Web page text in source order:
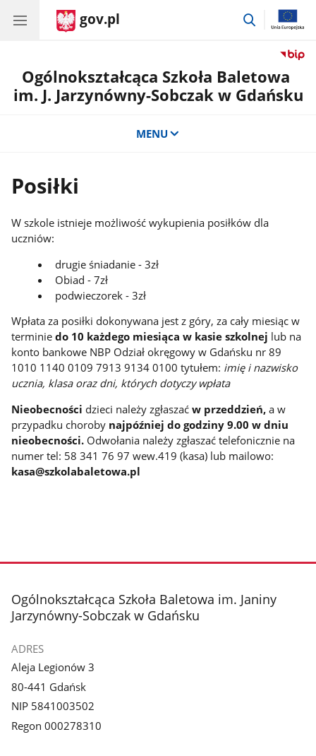
gov.pl
przejdź
Ogólnokształcąca Szkoła Baletowa
im. J. Jarzynówny-Sobczak w Gdańsku
MENU
Posiłki
W szkole istnieje możliwość wykupienia posiłków dla
uczniów:
drugie śniadanie - 3zł
Obiad - 7zł
podwieczorek - 3zł
Wpłata za posiłki dokonywana jest z góry, za cały miesiąc w
terminiedo 10 każdego miesiąca w kasie szkolnej lub na
konto bankowe NBP Odział okręgowy w Gdańsku nr 89
1010 1140 0109 7913 9134 0100 tytułem: imię i nazwisko
ucznia, klasa oraz dni, których dotyczy wpłata
Nieobecności dzieci należy zgłaszaćw przeddzień,a w
przypadku choroby najpóźniej do godziny 9.00 w dniu
nieobecności. Odwołania należy zgłaszać telefonicznie na
numer tel: 58 341 76 97 wew.419 (kasa) lub mailowo:
kasa@szkolabaletowa.pl
stopka
Ogólnokształcąca Szkoła Baletowa im. Janiny
Jarzynówny-Sobczak w Gdańsku
ADRES
Aleja Legionów 3
80-441 Gdańsk
NIP 5841003502
Regon 000278310